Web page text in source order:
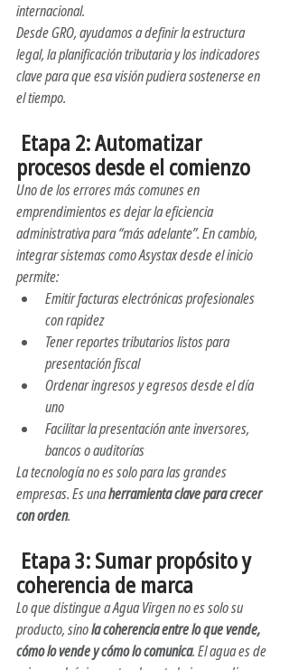
internacional.
Desde GRO, ayudamos a definir la estructura
legal, la planificación tributaria y los indicadores
clave para que esa visión pudiera sostenerse en
el tiempo.
procesos desde el comienzo
Uno de los errores más comunes en
emprendimientos es dejar la eficiencia
administrativa para “más adelante”. En cambio,
integrar sistemas como Asystax desde el inicio
permite:
Emitir facturas electrónicas profesionales
con rapidez
Tener reportes tributarios listos para
presentación fiscal
Ordenar ingresos y egresos desde el día
uno
Facilitar la presentación ante inversores,
bancos o auditorías
La tecnología no es solo para las grandes
empresas. Es una herramienta clave para crecer
con orden.
coherencia de marca
Lo que distingue a Agua Virgen no es solo su
producto, sino la coherencia entre lo que vende,
cómo lo vende y cómo lo comunica. El agua es de